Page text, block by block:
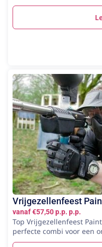
Vrijgezellenfeest
vanaf €57,50 p.p. p.p.
Top Vrijgezellenfeest
perfecte combi voor een